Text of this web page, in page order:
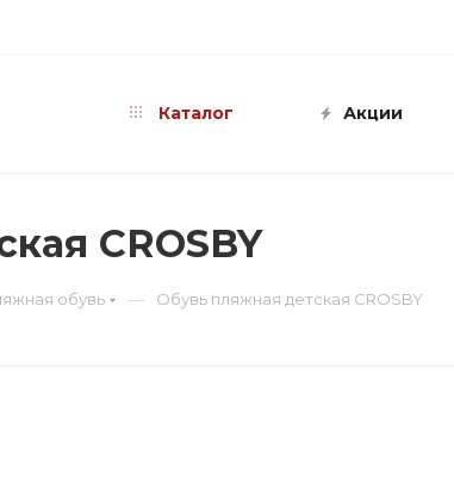
Каталог Акции
CROSBY
обувь — Обувь пляжная детская CROSBY